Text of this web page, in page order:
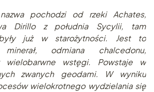
pochodzi od rzeki Achates,
Dirillo z południa Sycylii, tam
już w starożytności. Jest to
minerał, odmiana chalcedonu,
wielobarwne wstęgi. Powstaje w
zwanych geodami. W wyniku
wielokrotnego wydzielania się